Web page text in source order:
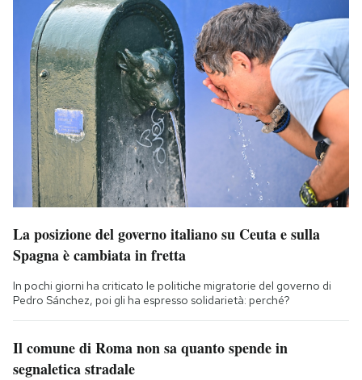
La posizione del governo italiano su Ceuta e sulla
Spagna è cambiata in fretta
In pochi giorni ha criticato le politiche migratorie del governo di
Pedro Sánchez, poi gli ha espresso solidarietà: perché?
Il comune di Roma non sa quanto spende in
segnaletica stradale